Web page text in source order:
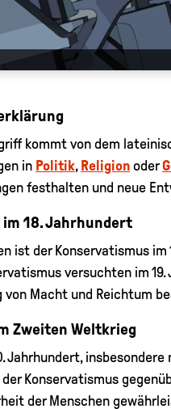
kommt von dem
in Politik, Religion oder
festhalten und neue
18. Jahrhundert
ist der Konservatismus im
versuchten im
von Macht und Reichtum
Zweiten Weltkrieg
Jahrhundert, insbesondere
Konservatismus
der Menschen